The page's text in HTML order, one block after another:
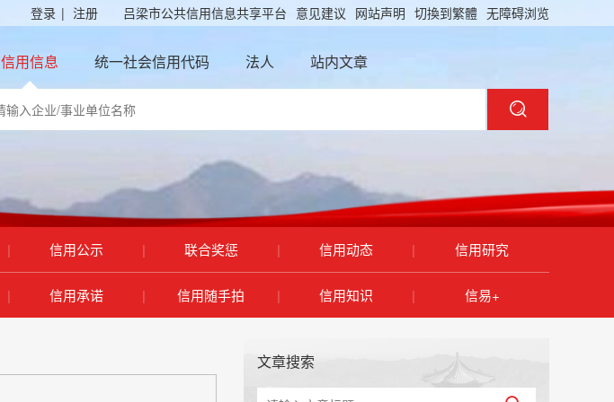
无障碍浏览
切換到繁體
网站声明
意见建议
吕梁市公共信用信息共享平台
登录 | 注册
信用信息 统一社会信用代码 法人 站内文章
| 信用公示 | 联合奖惩 | 信用动态 | 信用研究
| 信用承诺 | 信用随手拍 | 信用知识 | 信易+
文章搜索